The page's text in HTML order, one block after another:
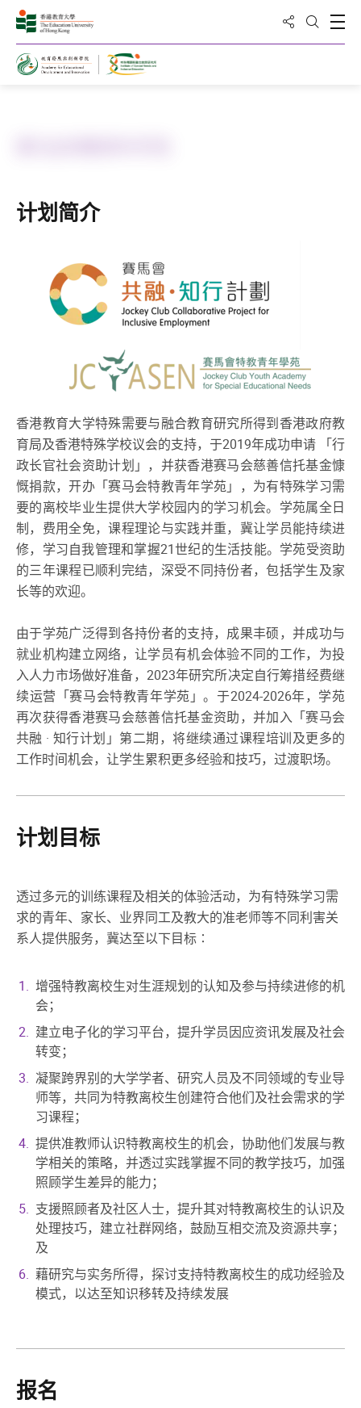
分享到打开搜
打
计划简介
香港教育大学特殊需要与融合教育研究所得到香港政府教
育局及香港特殊学校议会的支持，于2019年成功申请 「行
政长官社会资助计划」，并获香港赛马会慈善信托基金慷
慨捐款，开办「赛马会特教青年学苑」，为有特殊学习需
要的离校毕业生提供大学校园内的学习机会。学苑属全日
制，费用全免，课程理论与实践并重，冀让学员能持续进
修，学习自我管理和掌握21世纪的生活技能。学苑受资助
的三年课程已顺利完结，深受不同持份者，包括学生及家
长等的欢迎。
由于学苑广泛得到各持份者的支持，成果丰硕，并成功与
就业机构建立网络，让学员有机会体验不同的工作，为投
入人力市场做好准备，2023年研究所决定自行筹措经费继
续运营「赛马会特教青年学苑」。于2024-2026年，学苑
再次获得香港赛马会慈善信托基金资助，并加入「赛马会
共融 · 知行计划」第二期，将继续通过课程培训及更多的
工作时间机会，让学生累积更多经验和技巧，过渡职场。
计划目标
透过多元的训练课程及相关的体验活动，为有特殊学习需
求的青年、家长、业界同工及教大的准老师等不同利害关
系人提供服务，冀达至以下目标∶
增强特教离校生对生涯规划的认知及参与持续进修的机
会；
建立电子化的学习平台，提升学员因应资讯发展及社会
转变；
凝聚跨界别的大学学者、研究人员及不同领域的专业导
师等，共同为特教离校生创建符合他们及社会需求的学
习课程；
提供准教师认识特教离校生的机会，协助他们发展与教
学相关的策略，并透过实践掌握不同的教学技巧，加强
照顾学生差异的能力；
支援照顾者及社区人士，提升其对特教离校生的认识及
处理技巧，建立社群网络，鼓励互相交流及资源共享；
及
藉研究与实务所得，探讨支持特教离校生的成功经验及
模式，以达至知识移转及持续发展
报名